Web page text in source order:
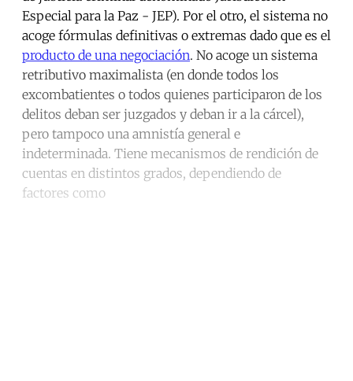
Especial para la Paz - JEP). Por el otro, el sistema no
acoge fórmulas definitivas o extremas dado que es el
producto de una negociación. No acoge un sistema
retributivo maximalista (en donde todos los
excombatientes o todos quienes participaron de los
delitos deban ser juzgados y deban ir a la cárcel),
pero tampoco una amnistía general e
indeterminada. Tiene mecanismos de rendición de
cuentas en distintos grados, dependiendo de
factores como